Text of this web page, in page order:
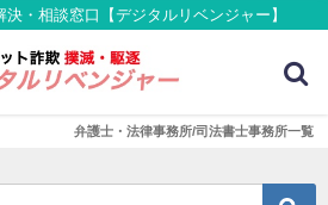
・相談窓口【デジタルリベンジャー】
弁護士・法律事務所/司法書士事務所一覧